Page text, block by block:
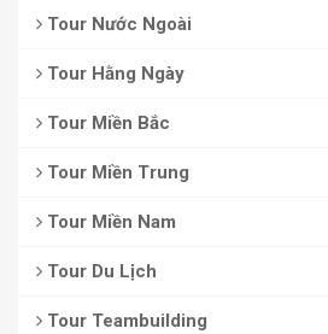
Tour Nước Ngoài
Tour Hằng Ngày
Tour Miền Bắc
Tour Miền Trung
Tour Miền Nam
Tour Du Lịch
Tour Teambuilding